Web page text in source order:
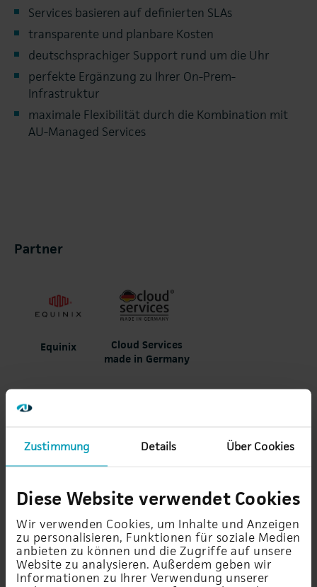
Zustimmung Details Über Cookies
Diese Website verwendet Cookies
Wir verwenden Cookies, um Inhalte und Anzeigen
zu personalisieren, Funktionen für soziale Medien
anbieten zu können und die Zugriffe auf unsere
Website zu analysieren. Außerdem geben wir
Informationen zu Ihrer Verwendung unserer
Services basieren auf definierten SLAs
transparente und planbare Kosten
deutschsprachiger Support rund um die Uhr
perfekte Ergänzung zu Ihrer On-Prem-
Infrastruktur
maximale Flexibilität durch die Kombination mit
AU-Managed Services
Partner
Equinix
Cloud Services
made in Germany
Gegenüberstellung der